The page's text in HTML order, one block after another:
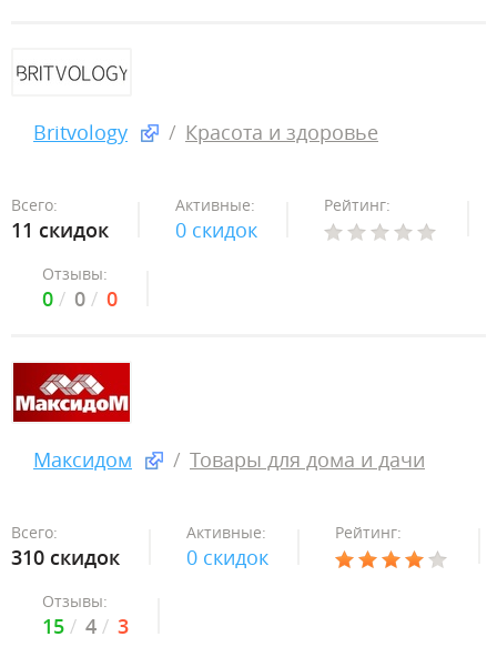
Britvology Красота и здоровье
Всего:
11 скидок
Активные:
0 скидок
Рейтинг:
Отзывы:
0 0 0
Максидом Товары для дома и дачи
Всего:
310 скидок
Активные:
0 скидок
Рейтинг:
Отзывы:
15 4 3